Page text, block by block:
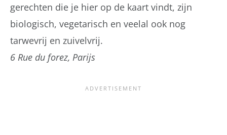
gerechten die je hier op de kaart vindt, zijn
biologisch, vegetarisch en veelal ook nog
tarwevrij en zuivelvrij.
6 Rue du forez, Parijs